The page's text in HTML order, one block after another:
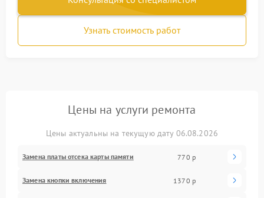
Узнать стоимость работ
Цены на услуги ремонта
Цены актуальны на текущую дату 06.08.2026
Замена платы отсека карты памяти 770 р
Замена кнопки включения 1370 р